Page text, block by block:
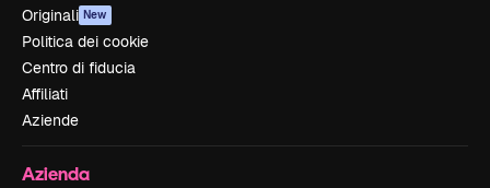
Originali New
Politica dei cookie
Centro di fiducia
Affiliati
Aziende
Azienda